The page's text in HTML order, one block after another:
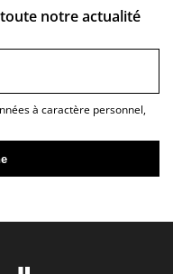
notre actualité
à caractère personnel,